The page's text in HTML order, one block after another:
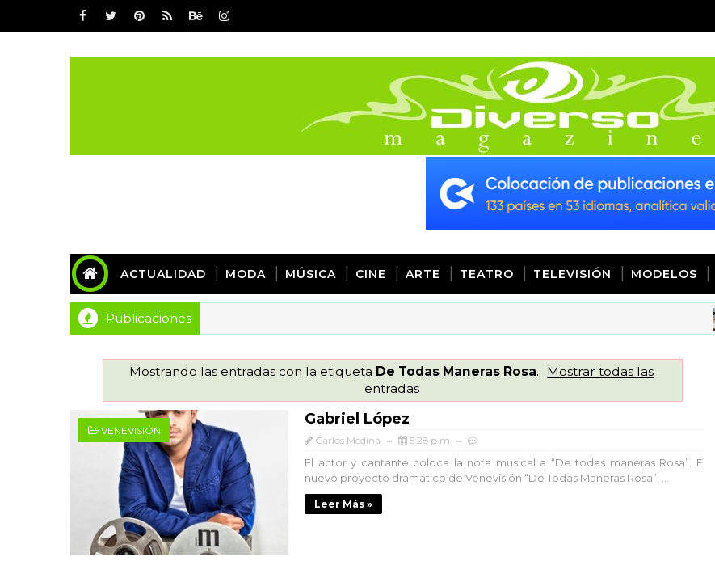
ACTUALIDAD MODA MÚSICA CINE ARTE TEATRO TELEVISIÓN MODELOS
Publicaciones
Mostrando las entradas con la etiqueta De Todas Maneras Rosa.
Mostrar todas las
entradas
VENEVISIÓN
Gabriel López
Carlos Medina 5:28 p.m.
El actor y cantante coloca la nota musical a “De todas maneras Rosa”. El
nuevo proyecto dramático de Venevisión “De Todas Maneras Rosa”, ...
Leer Más »